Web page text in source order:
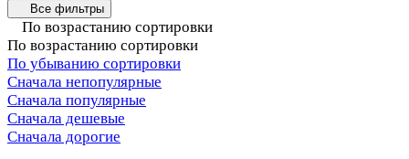
Все фильтры
По возрастанию сортировки
По возрастанию сортировки
По убыванию сортировки
Сначала непопулярные
Сначала популярные
Сначала дешевые
Сначала дорогие